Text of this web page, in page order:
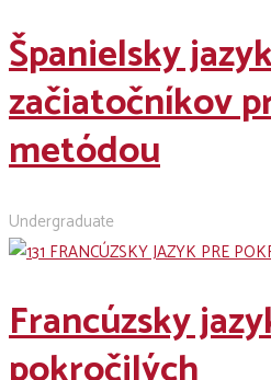
Španielsky
začiatočníkov
metódou
Undergraduate
Francúzsky